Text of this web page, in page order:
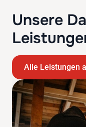
Unsere
Alle Leistungen